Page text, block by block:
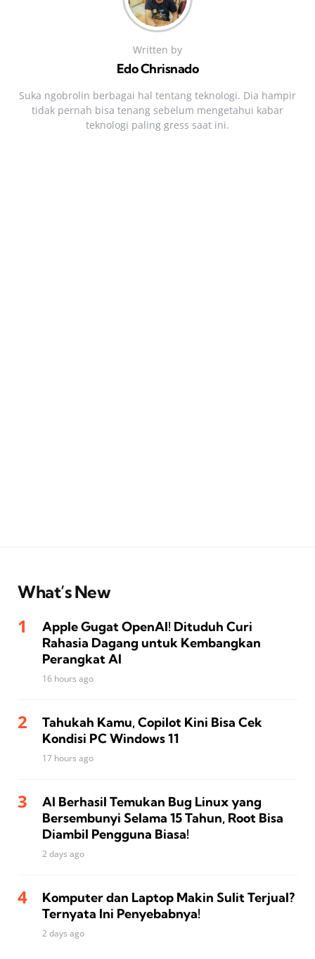
Written by
Edo Chrisnado
Suka ngobrolin berbagai hal tentang teknologi. Dia hampir
tidak pernah bisa tenang sebelum mengetahui kabar
teknologi paling gress saat ini.
What’s New
Apple Gugat OpenAI! Dituduh Curi
Rahasia Dagang untuk Kembangkan
Perangkat AI
16 hours ago
Tahukah Kamu, Copilot Kini Bisa Cek
Kondisi PC Windows 11
17 hours ago
AI Berhasil Temukan Bug Linux yang
Bersembunyi Selama 15 Tahun, Root Bisa
Diambil Pengguna Biasa!
2 days ago
Komputer dan Laptop Makin Sulit Terjual?
Ternyata Ini Penyebabnya!
2 days ago